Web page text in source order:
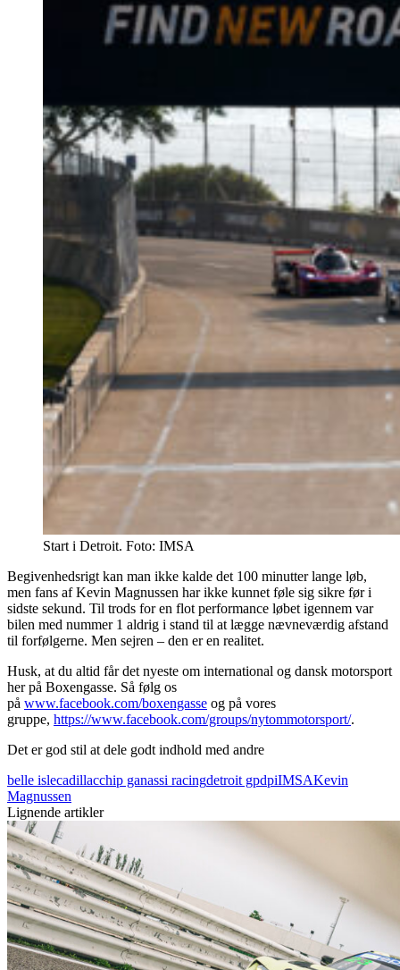
Start i Detroit. Foto: IMSA
Begivenhedsrigt kan man ikke kalde det 100 minutter lange løb,
men fans af Kevin Magnussen har ikke kunnet føle sig sikre før i
sidste sekund. Til trods for en flot performance løbet igennem var
bilen med nummer 1 aldrig i stand til at lægge nævneværdig afstand
til forfølgerne. Men sejren – den er en realitet.
Husk, at du altid får det nyeste om international og dansk motorsport
her på Boxengasse. Så følg os
på www.facebook.com/boxengasse og på vores
gruppe, https://www.facebook.com/groups/nytommotorsport/.
Det er god stil at dele godt indhold med andre
belle islecadillacchip ganassi racingdetroit gpdpiIMSAKevin
Magnussen
Lignende artikler